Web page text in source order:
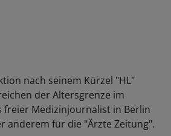
nach seinem Kürzel "HL"
der Altersgrenze im
freier Medizinjournalist in Berlin
anderem für die "Ärzte Zeitung".